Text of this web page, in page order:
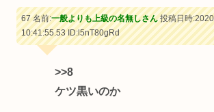
67 名前:一般よりも上級の名無しさん投稿日時
10:41:55.53ID:l5nT80gRd
>>8
ケツ黒いのか